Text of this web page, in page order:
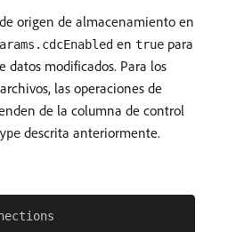
origen de almacenamiento en
en true para
datos modificados. Para los
las operaciones de
de la columna de control
descrita anteriormente.